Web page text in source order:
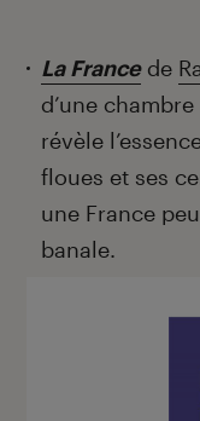
La Francede
d’une
révèle
floues et ses
une France
banale.